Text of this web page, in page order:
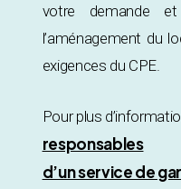
votre demande
l’aménagement du
exigences du CPE.
Pour plus
responsables
d’un service de